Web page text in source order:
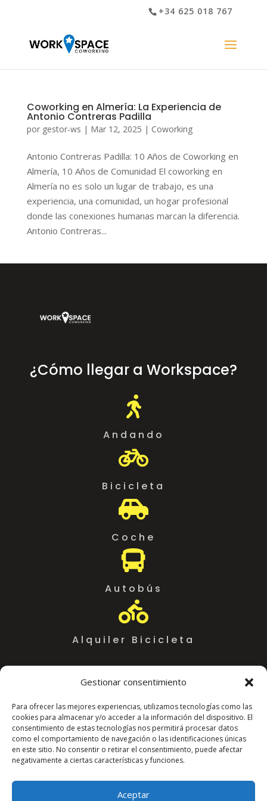
Gestionar consentimiento
Para ofrecer las mejores experiencias, utilizamos tecnologías como las
cookies para almacenar y/o acceder a la información del dispositivo. El
consentimiento de estas tecnologías nos permitirá procesar datos
como el comportamiento de navegación o las identificaciones únicas
en este sitio. No consentir o retirar el consentimiento, puede afectar
negativamente a ciertas características y funciones.
Aceptar
+34 625 018 767
Coworking en Almería: La Experiencia de
Antonio Contreras Padilla
por gestor-ws | Mar 12, 2025 | Coworking
Antonio Contreras Padilla: 10 Años de Coworking en
Almería, 10 Años de Comunidad El coworking en
Almería no es solo un lugar de trabajo, es una
experiencia, una comunidad, un hogar profesional
donde las conexiones humanas marcan la diferencia.
Antonio Contreras...
¿Cómo llegar a Workspace?

Andando

Bicicleta

Coche

Autobús

Alquiler Bicicleta